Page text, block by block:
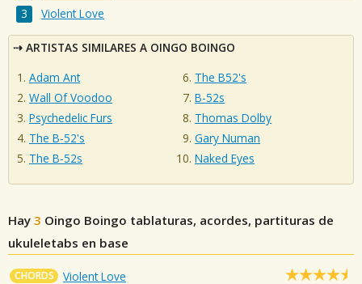
Violent Love
ARTISTAS SIMILARES A OINGO BOINGO
Adam Ant
Wall Of Voodoo
Psychedelic Furs
The B-52's
The B-52s
The B52's
B-52s
Thomas Dolby
Gary Numan
Naked Eyes
Hay 3 Oingo Boingo tablaturas, acordes, partituras de
ukuleletabs en base
CHORDS Violent Love